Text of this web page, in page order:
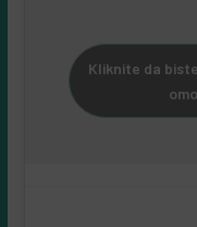
Kliknite da